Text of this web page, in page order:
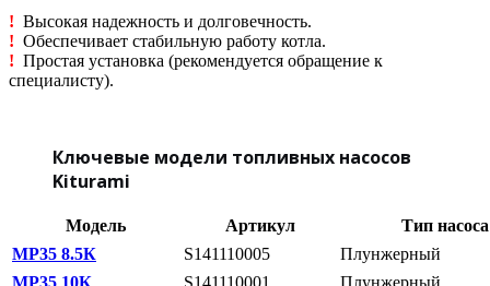
! Высокая надежность и долговечность.
! Обеспечивает стабильную работу котла.
! Простая установка (рекомендуется обращение к
специалисту).
Ключевые модели топливных насосов
Kiturami
Модель Артикул
Тип насоса
МР35 8.5К
S141110005
Плунжерный
МР35 10К
S141110001 Плунжерный